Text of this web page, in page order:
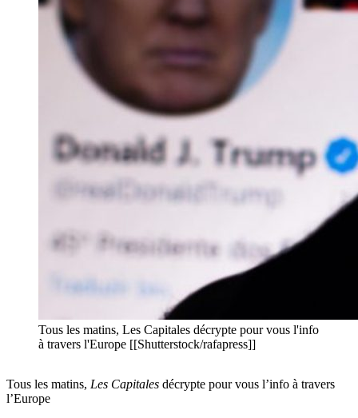
Tous les matins, Les Capitales décrypte pour vous l'info
à travers l'Europe [[Shutterstock/rafapress]]
Tous les matins, Les Capitales décrypte pour vous l’info à travers
l’Europe